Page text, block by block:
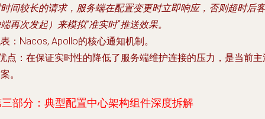
间较长的请求，服务端在配置变更时立即响应，否则超时后客
再次发起）来模拟“准实时”推送效果。
：Nacos, Apollo的核心通知机制。
点 ：在保证实时性的降低了服务端维护连接的压力，是当前主
。
部分：典型配置中心架构组件深度拆解